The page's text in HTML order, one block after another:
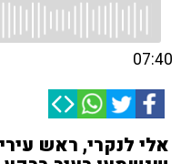
07:40
אלי לנקרי, ראש